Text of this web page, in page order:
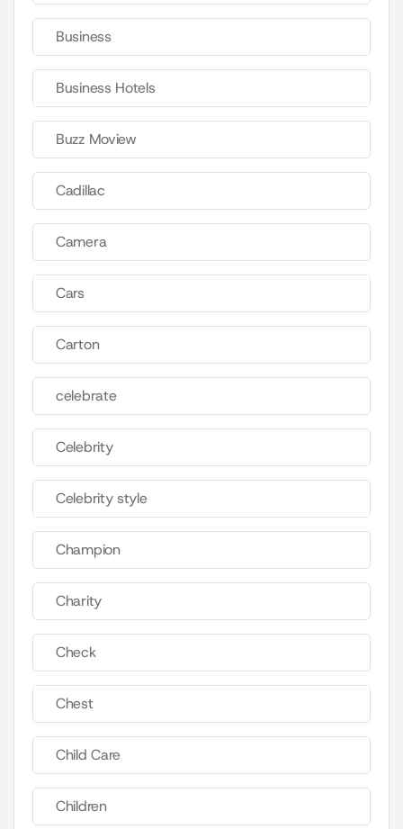
Business
Business Hotels
Buzz Moview
Cadillac
Camera
Cars
Carton
celebrate
Celebrity
Celebrity style
Champion
Charity
Check
Chest
Child Care
Children